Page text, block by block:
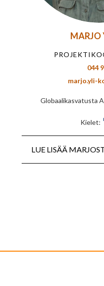
MARJO
044
marjo.yli-
Globaalikasvatusta
Kielet:
LUE LISÄÄ